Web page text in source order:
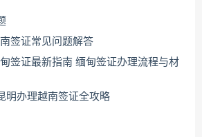
签证常见问题解答
签证最新指南 缅甸签证办理流程与材
明办理越南签证全攻略